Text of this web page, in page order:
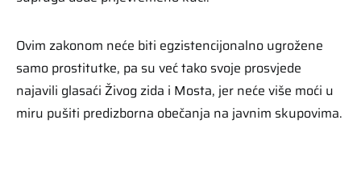
Ovim zakonom neće biti egzistencijonalno ugrožene
samo prostitutke, pa su već tako svoje prosvjede
najavili glasaći Živog zida i Mosta, jer neće više moći u
miru pušiti predizborna obečanja na javnim skupovima.